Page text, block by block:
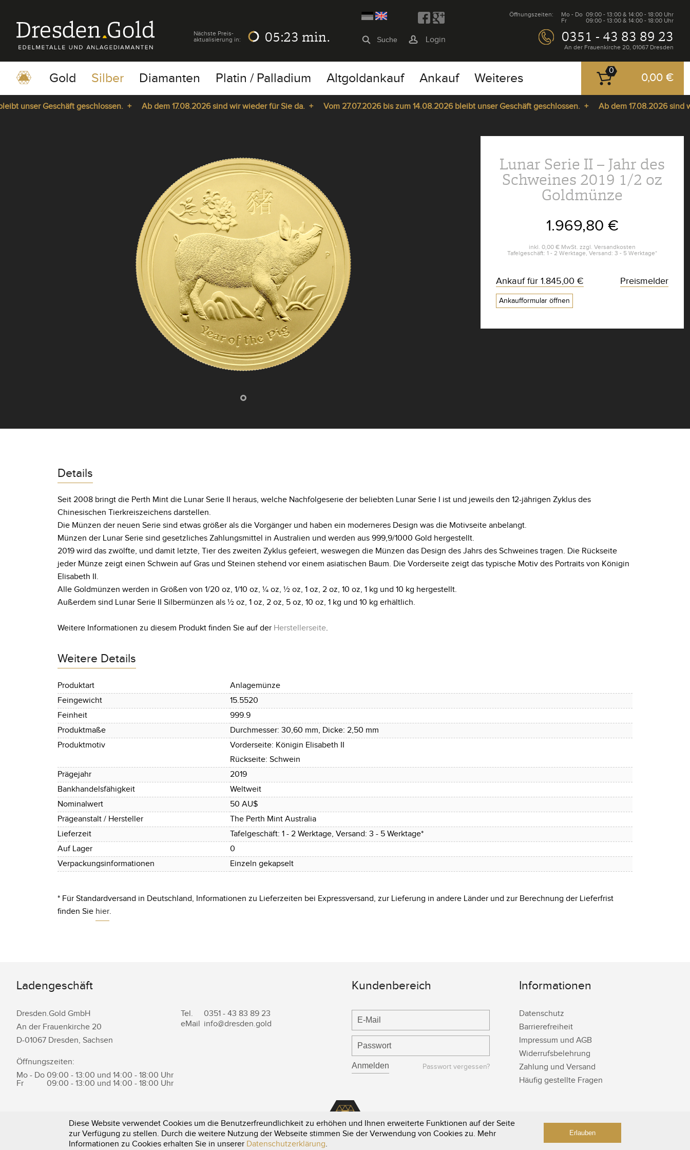
Nächste Preis-
aktualisierung in:
05:23 min. Login
Mo - Do 09:00 - 13:00 & 14:00 - 18:00 Uhr
Fr
09:00 - 13:00 & 14:00 - 18:00 Uhr
Öffnungszeiten:
0351 - 43 83 89 23
An der Frauenkirche 20, 01067 Dresden
Gold Silber Diamanten Platin / Palladium Altgoldankauf Ankauf Weiteres
0
0,00 €
unser Geschäft geschlossen. + Ab dem 17.08.2026 sind wir wieder für Sie da. + Vom 27.07.2026 bis zum 14.08.2026 bleibt unser Geschäft geschlossen. +
Ab dem 17.08.2026 sind wir
Lunar Serie II – Jahr des
Schweines 2019 1/2 oz
Goldmünze
1.969,80 €
inkl. 0,00 € MwSt. zzgl. Versandkosten
Tafelgeschäft: 1 - 2 Werktage, Versand: 3 - 5 Werktage*
Ankauf für 1.845,00 €
Ankaufformular öffnen
Preismelder
Details
Seit 2008 bringt die Perth Mint die Lunar Serie II heraus, welche Nachfolgeserie der beliebten Lunar Serie I ist und jeweils den 12-jährigen Zyklus des
Chinesischen Tierkreiszeichens darstellen.
Die Münzen der neuen Serie sind etwas größer als die Vorgänger und haben ein moderneres Design was die Motivseite anbelangt.
Münzen der Lunar Serie sind gesetzliches Zahlungsmittel in Australien und werden aus 999,9/1000 Gold hergestellt.
2019 wird das zwölfte, und damit letzte, Tier des zweiten Zyklus gefeiert, weswegen die Münzen das Design des Jahrs des Schweines tragen. Die Rückseite
jeder Münze zeigt einen Schwein auf Gras und Steinen stehend vor einem asiatischen Baum. Die Vorderseite zeigt das typische Motiv des Portraits von Königin
Elisabeth II.
Alle Goldmünzen werden in Größen von 1/20 oz, 1/10 oz, ¼ oz, ½ oz, 1 oz, 2 oz, 10 oz, 1 kg und 10 kg hergestellt.
Außerdem sind Lunar Serie II Silbermünzen als ½ oz, 1 oz, 2 oz, 5 oz, 10 oz, 1 kg und 10 kg erhältlich.
Weitere Informationen zu diesem Produkt finden Sie auf der Herstellerseite.
Weitere Details
Produktart
Anlagemünze
Feingewicht
15.5520
Feinheit
999.9
Produktmaße
Durchmesser: 30,60 mm, Dicke: 2,50 mm
Produktmotiv
Vorderseite: Königin Elisabeth II
Rückseite: Schwein
Prägejahr
2019
Bankhandelsfähigkeit
Weltweit
Nominalwert
50 AU$
Prägeanstalt / Hersteller
The Perth Mint Australia
Lieferzeit
Tafelgeschäft: 1 - 2 Werktage, Versand: 3 - 5 Werktage*
Auf Lager
0
Verpackungsinformationen
Einzeln gekapselt
* Für Standardversand in Deutschland, Informationen zu Lieferzeiten bei Expressversand, zur Lieferung in andere Länder und zur Berechnung der Lieferfrist
finden Sie hier.
Ladengeschäft
Dresden.Gold GmbH
An der Frauenkirche 20
D-01067 Dresden, Sachsen
Öffnungszeiten:
Mo - Do 09:00 - 13:00 und 14:00 - 18:00 Uhr
Fr
09:00 - 13:00 und 14:00 - 18:00 Uhr
Tel. 0351 - 43 83 89 23
eMail info@dresden.gold
Kundenbereich
Passwort vergessen?
Informationen
Datenschutz
Barrierefreiheit
Impressum und AGB
Widerrufsbelehrung
Zahlung und Versand
Häufig gestellte Fragen
0351 - 43 83 89 23
Diese Website verwendet Cookies um die Benutzerfreundlichkeit zu erhöhen und Ihnen erweiterte Funktionen auf der Seite
zur Verfügung zu stellen. Durch die weitere Nutzung der Webseite stimmen Sie der Verwendung von Cookies zu. Mehr
Informationen zu Cookies erhalten Sie in unserer Datenschutzerklärung.
Erlauben